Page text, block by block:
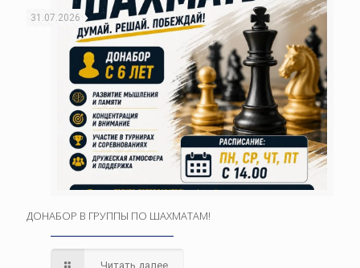
31.07.2026
ДОНАБОР В ГРУППЫ ПО ШАХМАТАМ!
Читать далее